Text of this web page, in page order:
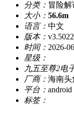
分类： 冒险解
大小： 56.6m
语言： 中文
版本：
时间： 2026-
星级：
九五至尊2电
厂商： 海南头
平台： android
标签：